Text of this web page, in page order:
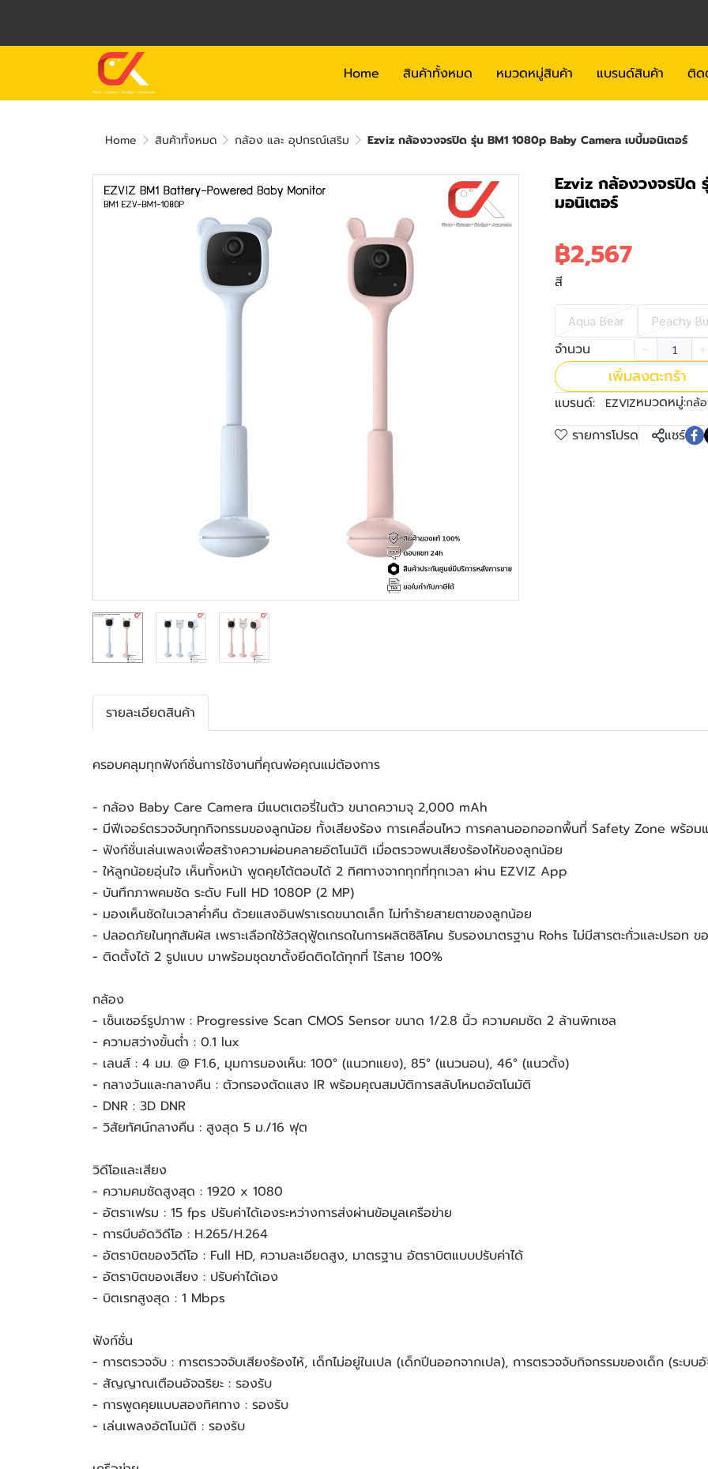
Home สินค้าทั้งหมด หมวดหมู่สินค้า แบรนด์สินค้า ติด
Home สินค้าทั้งหมด กล้อง และ อุปกรณ์เสริม Ezviz กล้องวงจรปิด รุ่น BM1 1080p Baby Camera เบบี้มอนิเตอร์
Ezviz กล้องวงจรปิด
มอนิเตอร์
฿2,567
สี
Aqua Bear Peachy
จำนวน
เพิ่มลงตะกร้า
แบรนด์: EZVIZหมวดหมู่:กล้
รายการโปรด แชร์
รายละเอียดสินค้า
ครอบคลุมทุกฟังก์ชั่นการใช้งานที่คุณพ่อคุณแม่ต้องการ
- กล้อง Baby Care Camera มีแบตเตอรี่ในตัว ขนาดความจุ 2,000 mAh
- มีฟีเจอร์ตรวจจับทุกกิจกรรมของลูกน้อย ทั้งเสียงร้อง การเคลื่อนไหว การคลานออกออกพื้นที่ Safety Zone พร้อม
- ฟังก์ชั่นเล่นเพลงเพื่อสร้างความผ่อนคลายอัตโนมัติ เมื่อตรวจพบเสียงร้องไห้ของลูกน้อย
- ให้ลูกน้อยอุ่นใจ เห็นทั้งหน้า พูดคุยโต้ตอบได้ 2 ทิศทางจากทุกที่ทุกเวลา ผ่าน EZVIZ App
- บันทึกภาพคมชัด ระดับ Full HD 1080P (2 MP)
- มองเห็นชัดในเวลาค่ำคืน ด้วยแสงอินฟราเรดขนาดเล็ก ไม่ทำร้ายสายตาของลูกน้อย
- ปลอดภัยในทุกสัมผัส เพราะเลือกใช้วัสดุฟู้ดเกรดในการผลิตซิลิโคน รับรองมาตรฐาน Rohs ไม่มีสารตะกั่วและปรอท ข
- ติดตั้งได้ 2 รูปแบบ มาพร้อมชุดขาตั้งยึดติดได้ทุกที่ ไร้สาย 100%
กล้อง
- เซ็นเซอร์รูปภาพ : Progressive Scan CMOS Sensor ขนาด 1/2.8 นิ้ว ความคมชัด 2 ล้านพิกเซล
- ความสว่างขั้นต่ำ : 0.1 lux
- เลนส์ : 4 มม. @ F1.6, มุมการมองเห็น: 100° (แนวทแยง), 85° (แนวนอน), 46° (แนวตั้ง)
- กลางวันและกลางคืน : ตัวกรองตัดแสง IR พร้อมคุณสมบัติการสลับโหมดอัตโนมัติ
- DNR : 3D DNR
- วิสัยทัศน์กลางคืน : สูงสุด 5 ม./16 ฟุต
วิดีโอและเสียง
- ความคมชัดสูงสุด : 1920 x 1080
- อัตราเฟรม : 15 fps ปรับค่าได้เองระหว่างการส่งผ่านข้อมูลเครือข่าย
- การบีบอัดวิดีโอ : H.265/H.264
- อัตราบิตของวิดีโอ : Full HD, ความละเอียดสูง, มาตรฐาน อัตราบิตแบบปรับค่าได้
- อัตราบิตของเสียง : ปรับค่าได้เอง
- บิตเรทสูงสุด : 1 Mbps
ฟังก์ชั่น
- การตรวจจับ : การตรวจจับเสียงร้องไห้, เด็กไม่อยู่ในเปล (เด็กปีนออกจากเปล), การตรวจจับกิจกรรมของเด็ก (ระบบอั
- สัญญาณเตือนอัจฉริยะ : รองรับ
- การพูดคุยแบบสองทิศทาง : รองรับ
- เล่นเพลงอัตโนมัติ : รองรับ